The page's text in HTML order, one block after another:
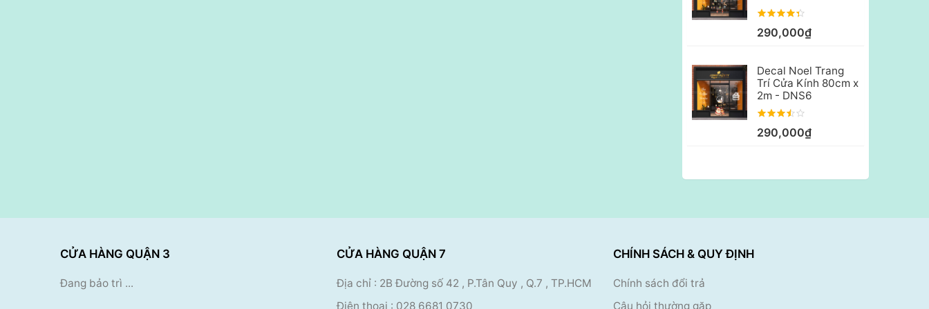
290,000₫
Decal Noel Trang
Trí Cửa Kính 80cm x
2m - DNS6
290,000₫
CỬA HÀNG QUẬN 3
Đang bảo trì ...
CỬA HÀNG QUẬN 7
Địa chỉ : 2B Đường số 42 , P.Tân Quy , Q.7 , TP.HCM
Điện thoại : 028 6681 0730
CHÍNH SÁCH & QUY ĐỊNH
Chính sách đổi trả
Câu hỏi thường gặp